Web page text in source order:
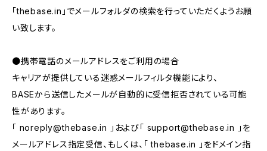
「thebase.in」でメールフォルダの検索を行っていただくようお願
い致します。
●携帯電話のメールアドレスをご利用の場合
キャリアが提供している迷惑メールフィルタ機能により、
BASEから送信したメールが自動的に受信拒否されている可能
性があります。
「 noreply@thebase.in 」および「 support@thebase.in
」を
メールアドレス指定受信、もしくは、「 thebase.in 」をドメイン指